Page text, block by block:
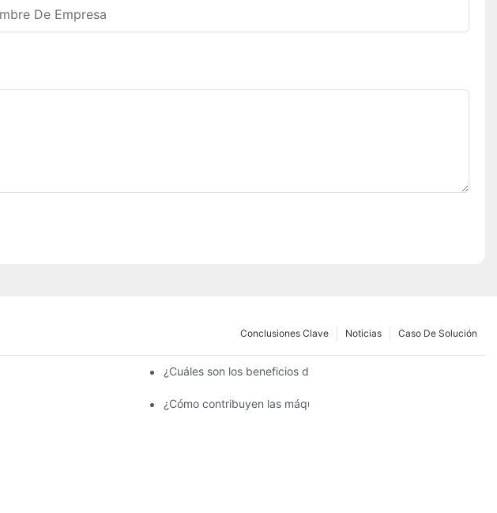
De Empresa
Caso De Solución
Noticias
Conclusiones Clave
de vidrio ¿Cuáles son los beneficios de utilizar una máquina de
pulverización automática para lograr una distribución uniforme del color?
¿Cómo contribuyen las máquinas de pulverización automática